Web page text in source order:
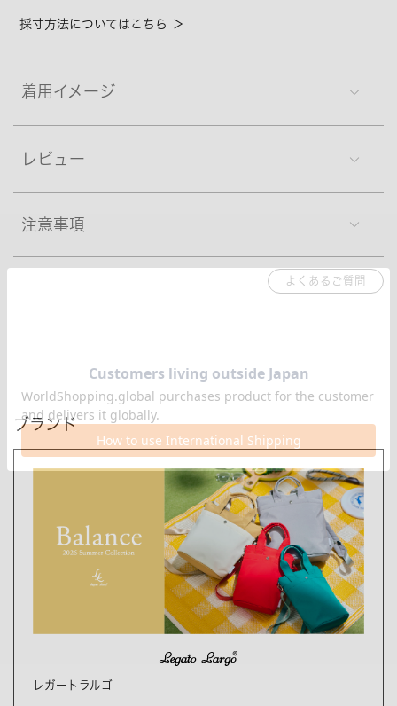
採寸方法についてはこちら ＞
着用イメージ
レビュー
注意事項
よくあるご質問
ブランド
レガートラルゴ